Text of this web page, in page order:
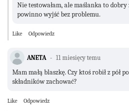
Nie testowałam, ale maślanka to
powinno wyjść bez problemu.
Like Odpowiedz
ANETA 11 miesięcy temu
Mam małą blaszkę. Czy ktoś robił z pół
składników zachować?
Like Odpowiedz